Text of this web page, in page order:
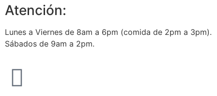
Atención:
Lunes a Viernes de 8am a 6pm (comida de 2pm a 3pm).
Sábados de 9am a 2pm.